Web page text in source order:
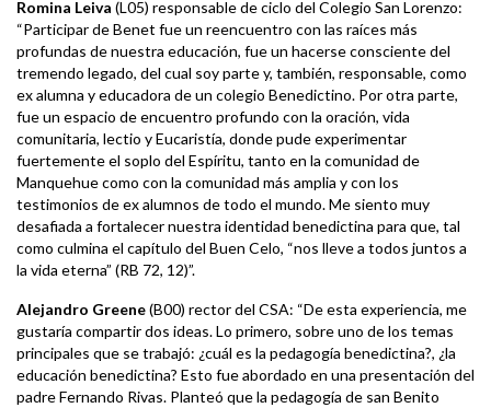
Romina Leiva (L05) responsable de ciclo del Colegio San Lorenzo:
“Participar de Benet fue un reencuentro con las raíces más
profundas de nuestra educación, fue un hacerse consciente del
tremendo legado, del cual soy parte y, también, responsable, como
ex alumna y educadora de un colegio Benedictino. Por otra parte,
fue un espacio de encuentro profundo con la oración, vida
comunitaria, lectio y Eucaristía, donde pude experimentar
fuertemente el soplo del Espíritu, tanto en la comunidad de
Manquehue como con la comunidad más amplia y con los
testimonios de ex alumnos de todo el mundo. Me siento muy
desafiada a fortalecer nuestra identidad benedictina para que, tal
como culmina el capítulo del Buen Celo, “nos lleve a todos juntos a
la vida eterna” (RB 72, 12)”.
Alejandro Greene(B00) rector del CSA: “De esta experiencia, me
gustaría compartir dos ideas. Lo primero, sobre uno de los temas
principales que se trabajó: ¿cuál es la pedagogía benedictina?, ¿la
educación benedictina? Esto fue abordado en una presentación del
padre Fernando Rivas. Planteó que la pedagogía de san Benito